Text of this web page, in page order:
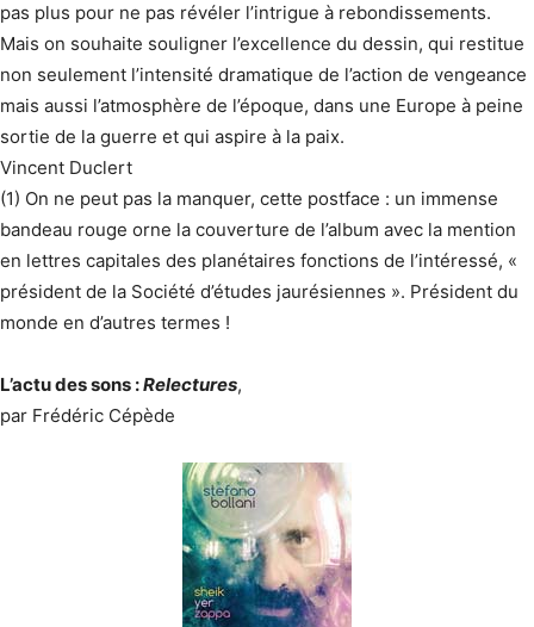
pas plus pour ne pas révéler l’intrigue à rebondissements.
Mais on souhaite souligner l’excel­lence du dessin, qui restitue
non seulement l’intensité dramatique de l’action de vengeance
mais aussi l’atmosphère de l’époque, dans une Europe à peine
sortie de la guerre et qui aspire à la paix.
Vincent Duclert
(1) On ne peut pas la manquer, cette postface : un immense
bandeau rouge orne la couverture de l’album avec la mention
en lettres capitales des planétaires fonctions de l’intéressé, «
président de la Société d’études jaurésiennes ». Président du
monde en d’autres termes !
L’actu des sons :Relectures,
par Frédéric Cépède